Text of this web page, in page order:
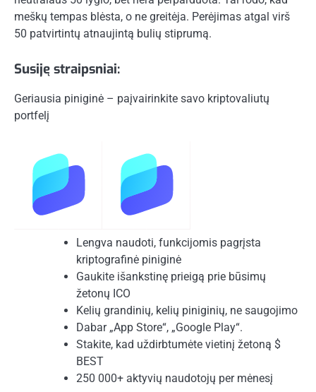
meškų tempas blėsta, o ne greitėja. Perėjimas atgal virš
50 patvirtintų atnaujintą bulių stiprumą.
Susiję straipsniai:
Geriausia piniginė – paįvairinkite savo kriptovaliutų
portfelį
Lengva naudoti, funkcijomis pagrįsta
kriptografinė piniginė
Gaukite išankstinę prieigą prie būsimų
žetonų ICO
Kelių grandinių, kelių piniginių, ne saugojimo
Dabar „App Store“, „Google Play“.
Stakite, kad uždirbtumėte vietinį žetoną $
BEST
250 000+ aktyvių naudotojų per mėnesį